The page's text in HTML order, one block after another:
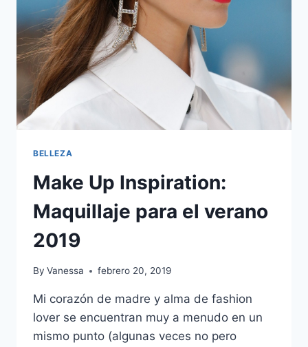
BELLEZA
Make Up Inspiration:
Maquillaje para el verano
2019
By Vanessa febrero 20, 2019
Mi corazón de madre y alma de fashion
lover se encuentran muy a menudo en un
mismo punto (algunas veces no pero